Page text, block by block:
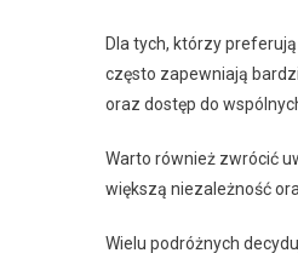
Dla tych, którzy
często zapewniają
oraz dostęp do
Warto również zwrócić
większą niezależność
Wielu podróżnych